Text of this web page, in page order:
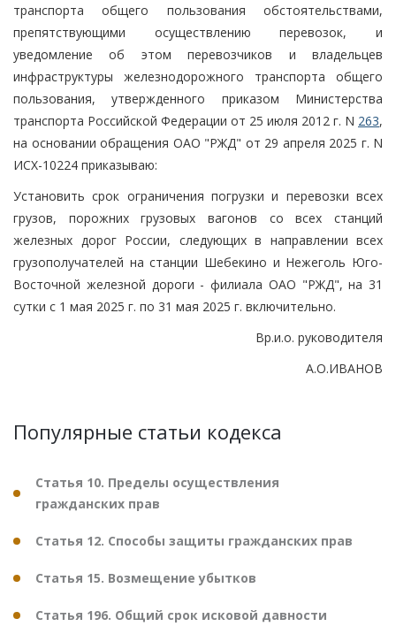
транспорта общего пользования обстоятельствами,
препятствующими осуществлению перевозок, и
уведомление об этом перевозчиков и владельцев
инфраструктуры железнодорожного транспорта общего
пользования, утвержденного приказом Министерства
транспорта Российской Федерации от 25 июля 2012 г. N 263,
на основании обращения ОАО "РЖД" от 29 апреля 2025 г. N
ИСХ-10224 приказываю:
Установить срок ограничения погрузки и перевозки всех
грузов, порожних грузовых вагонов со всех станций
железных дорог России, следующих в направлении всех
грузополучателей на станции Шебекино и Нежеголь Юго-
Восточной железной дороги - филиала ОАО "РЖД", на 31
сутки с 1 мая 2025 г. по 31 мая 2025 г. включительно.
Вр.и.о. руководителя
А.О.ИВАНОВ
Популярные статьи кодекса
Статья 10. Пределы осуществления
гражданских прав
Статья 12. Способы защиты гражданских прав
Статья 15. Возмещение убытков
Статья 196. Общий срок исковой давности